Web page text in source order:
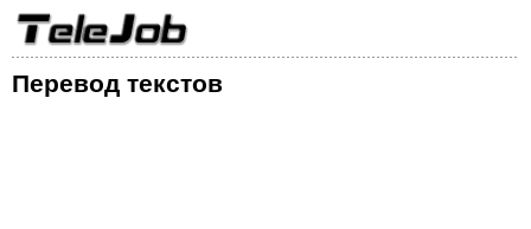
Перевод текстов